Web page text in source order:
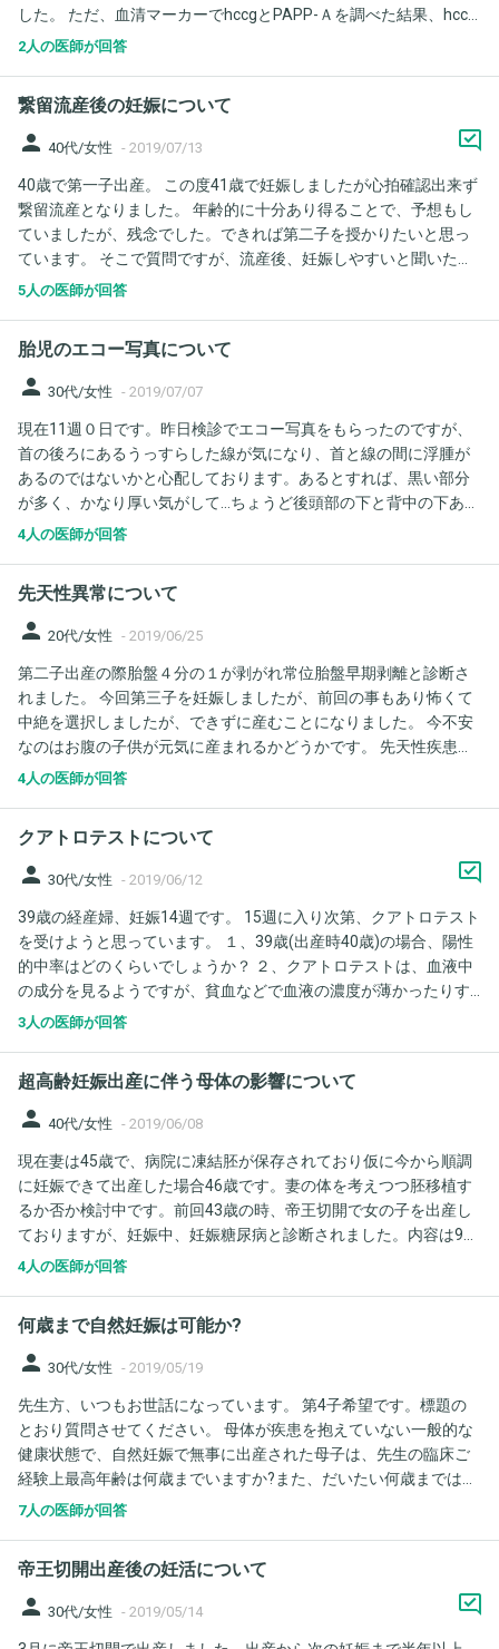
した。 ただ、血清マーカーでhccgとPAPP-Ａを調べた結果、hccg
は1.08MOM、PAPP-Ａは0.48MOMという結果でした。 総合的な
齢が確率を上げているとのことでした。(年齢的のみの確率なら1/
91) すでに羊水検査の予約も入れてありますが、少し質問させてい
と21トリソミ-の確率が高くなると読みしたが、それは2つとも該
当する場合なのでしょうか？たとえば、私のようにhccgは普通で
PAPP-Aが低いと言う場合でも、21トリソミ-の確率は高くなるの
でしょうか？ 2。PAPP-Aが0.48というのはやはり低い値なのでし
ょうか？またその場合、胎児に何か違う障害などは考えられるの
2人の医師が回答
繋留流産後の妊娠について
person 40代/女性 - 2019/07/13
40歳で第一子出産。 この度41歳で妊娠しましたが心拍確認出来ず
繋留流産となりました。 年齢的に十分あり得ることで、予想もし
ていましたが、残念でした。できれば第二子を授かりたいと思っ
ています。 そこで質問ですが、流産後、妊娠しやすいと聞いたこ
とがありますが本当でしょうか？ またいつから妊活再開可能なの
5人の医師が回答
胎児のエコー写真について
person 30代/女性 - 2019/07/07
現在11週０日です。昨日検診でエコー写真をもらったのですが、
首の後ろにあるうっすらした線が気になり、首と線の間に浮腫が
あるのではないかと心配しております。あるとすれば、黒い部分
が多く、かなり厚い気がして…ちょうど後頭部の下と背中の下あた
りにあるはっきりしない白い線です。この写真で何かわかります
うか。 次の検診のときに少し話してみようとは思うのですが、次
は12週６日です。その時期でもNTを診てもらうのは遅すぎないで
いかと思いますが、よろしくお願いします。
4人の医師が回答
先天性異常について
person 20代/女性 - 2019/06/25
第二子出産の際胎盤４分の１が剥がれ常位胎盤早期剥離と診断さ
れました。 今回第三子を妊娠しましたが、前回の事もあり怖くて
中絶を選択しましたが、できずに産むことになりました。 今不安
なのはお腹の子供が元気に産まれるかどうかです。 先天性疾患、
ダウン症やトリソミーなどとても不安です。両家の親族にそのよ
くらいですか？
4人の医師が回答
クアトロテストについて
person 30代/女性 - 2019/06/12
39歳の経産婦、妊娠14週です。 15週に入り次第、クアトロテスト
を受けようと思っています。 １、39歳(出産時40歳)の場合、陽性
的中率はどのくらいでしょうか？ ２、クアトロテストは、血液中
の成分を見るようですが、貧血などで血液の濃度が薄かったりす
る場合は結果に支障が出るのでしょうか？ どうぞよろしくお願い
3人の医師が回答
超高齢妊娠出産に伴う母体の影響について
person 40代/女性 - 2019/06/08
現在妻は45歳で、病院に凍結胚が保存されており仮に今から順調
に妊娠できて出産した場合46歳です。妻の体を考えつつ胚移植す
るか否か検討中です。前回43歳の時、帝王切開で女の子を出産し
ておりますが、妊娠中、妊娠糖尿病と診断されました。内容は9週
目に実施したブドウ糖負荷試験という検査で2時間値で220という
りFT3が1.0、FT4が0.67、TSHか2.88との値だそうで特に治療はし
てないそうです。出産後は全て正常値に戻ってます。高齢出産に
でこれから妊娠した場合、考えられる母体の影響についてお願い
します。若い方と比較した危険性についてもご教示お願いしま
す。
4人の医師が回答
何歳まで自然妊娠は可能か?
person 30代/女性 - 2019/05/19
先生方、いつもお世話になっています。 第4子希望です。標題の
とおり質問させてください。 母体が疾患を抱えていない一般的な
健康状態で、自然妊娠で無事に出産された母子は、先生の臨床ご
経験上最高年齢は何歳までいますか?また、だいたい何歳までは複
数人ご経験がありますか? 自然妊娠をあきらめたほうがよいと一般
考えられない、かなり厳しいという返答をもらっていらして、何
歳なのか知りたいです。 よろしくお願いいたします。
7人の医師が回答
帝王切開出産後の妊活について
person 30代/女性 - 2019/05/14